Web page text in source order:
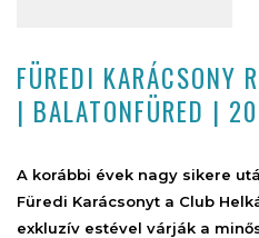
FÜREDI KARÁCSONY
| BALATONFÜRED |
A korábbi évek nagy sikere
Füredi Karácsonyt a Club
exkluzív estével várják a